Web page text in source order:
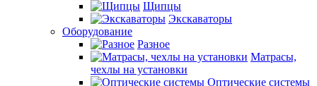
Щипцы
Экскаваторы
Оборудование
Разное
Матрасы,
чехлы на установки
Оптические системы